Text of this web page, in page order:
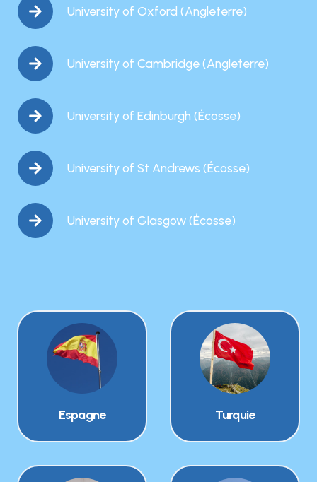
University of Oxford (Angleterre)
University of Cambridge (Angleterre)
University of Edinburgh (Écosse)
University of St Andrews (Écosse)
University of Glasgow (Écosse)
Espagne Turquie